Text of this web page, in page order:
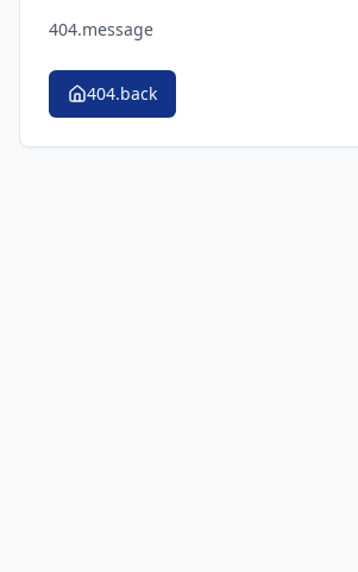
404.message
404.back